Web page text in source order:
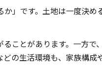
」です。土地は一度決
ことがあります。一方
の生活環境も、家族構